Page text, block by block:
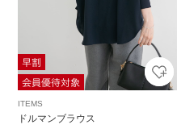
ITEMS
ドルマンブラウス